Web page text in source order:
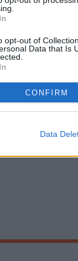
opt-out of
Data that Is
CONFIRM
Data
των